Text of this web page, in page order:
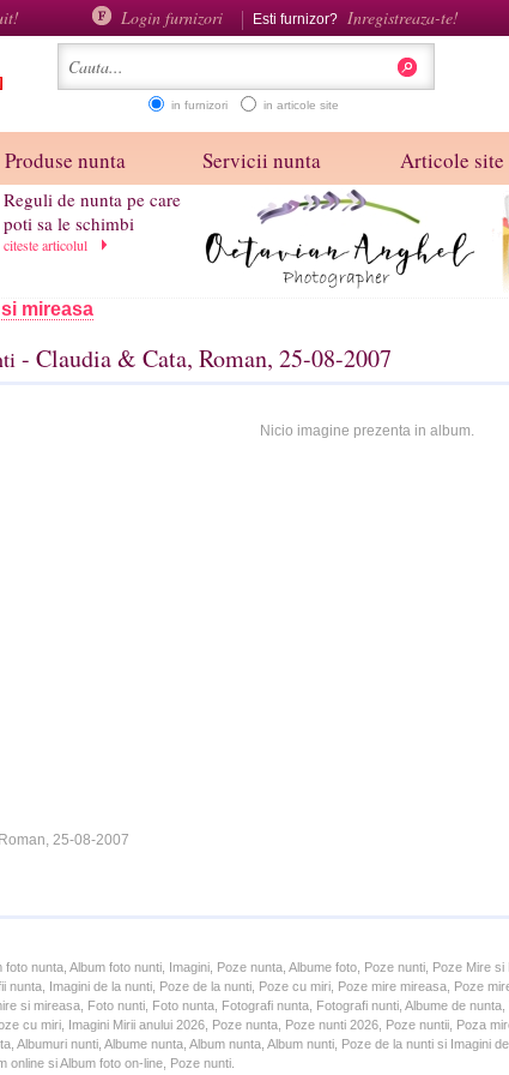
Login furnizori Esti furnizor? Inregistreaza-te!
in furnizori in articole site
Produse nunta Servicii nunta Articole site
Reguli de nunta pe care
poti sa le schimbi
citeste articolul
mireasa
- Claudia & Cata, Roman, 25-08-2007
Nicio imagine prezenta in album.
25-08-2007
nunta, Album foto nunti, Imagini, Poze nunta, Albume foto, Poze nunti, Poze Mire si
nunta, Imagini de la nunti, Poze de la nunti, Poze cu miri, Poze mire mireasa, Poze
si mireasa, Foto nunti, Foto nunta, Fotografi nunta, Fotografi nunti, Albume de nunta,
cu miri, Imagini Mirii anului 2026, Poze nunta, Poze nunti 2026, Poze nuntii, Poza
Albumuri nunti, Albume nunta, Album nunta, Album nunti, Poze de la nunti si Imagini de
online si Album foto on-line, Poze nunti.